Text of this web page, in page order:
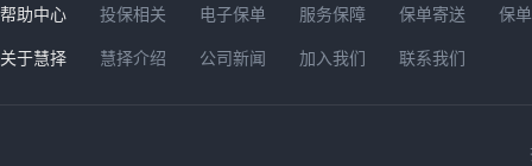
帮助中心 投保相关 电子保单 服务保障 保单寄送
保
关于慧择
慧择介绍 公司新闻 加入我们 联系我们